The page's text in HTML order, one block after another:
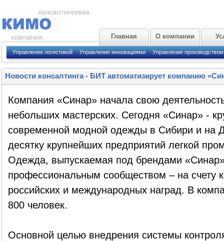
Главная О компании
Управление логистикой Управление инновациями Управление производством
Новости консалтинга- БИТ автоматизирует компанию
Компания «Синар» начала свою
небольших мастерских. Сегодня «Синар» -
современной модной одежды в Сибири и на
десятку крупнейших предприятий легкой
Одежда, выпускаемая под брендами
профессиональным сообществом – на счету
российских и международных наград. В
800 человек.
Основной целью внедрения системы